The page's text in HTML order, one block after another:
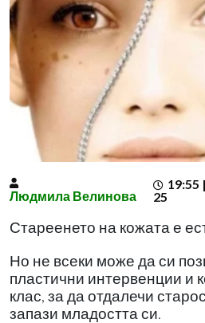
Людмила Велинова
19:55
25
Стареенето на кожата е
Но не всеки може да си
пластични интервенции и
клас, за да отдалечи
запази младостта си.